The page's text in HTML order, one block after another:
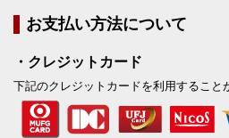
お支払い方法について
・クレジットカード
下記のクレジットカードを利用すること